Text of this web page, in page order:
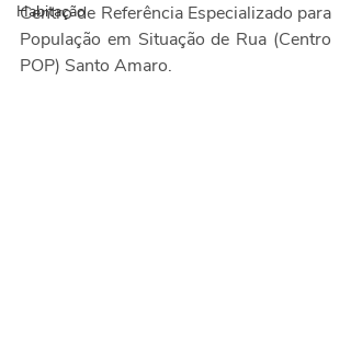
Habitação
Centro de Referência Especializado para
População em Situação de Rua (Centro
POP) Santo Amaro.